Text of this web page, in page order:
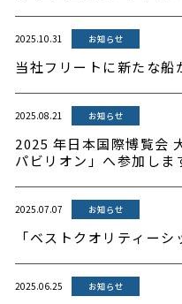
2025.10.31 お知らせ
当社フリートに新たな船
2025.08.21 お知らせ
2025 年日本国際博覧会
パビリオン」へ参加しま
2025.07.07 お知らせ
「ベストクオリティー
2025.06.25 お知らせ